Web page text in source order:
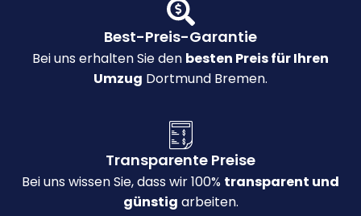
Best-Preis-Garantie
Bei uns erhalten Sie den besten Preis für Ihren
Umzug Dortmund Bremen.
Transparente Preise
Bei uns wissen Sie, dass wir 100% transparent und
günstig arbeiten.